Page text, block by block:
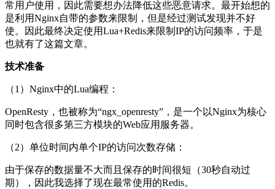
常用户使用，因此需要想办法降低这些恶意请求。最开始想的
是利用Nginx自带的参数来限制，但是经过测试发现并不好
使。因此最终决定使用Lua+Redis来限制IP的访问频率，于是
也就有了这篇文章。
技术准备
（1）Nginx中的Lua编程：
OpenResty，也被称为“ngx_openresty”，是一个以Nginx为核心
同时包含很多第三方模块的Web应用服务器。
（2）单位时间内单个IP的访问次数存储：
由于保存的数据量不大而且保存的时间很短（30秒自动过
期），因此我选择了现在最常使用的Redis。